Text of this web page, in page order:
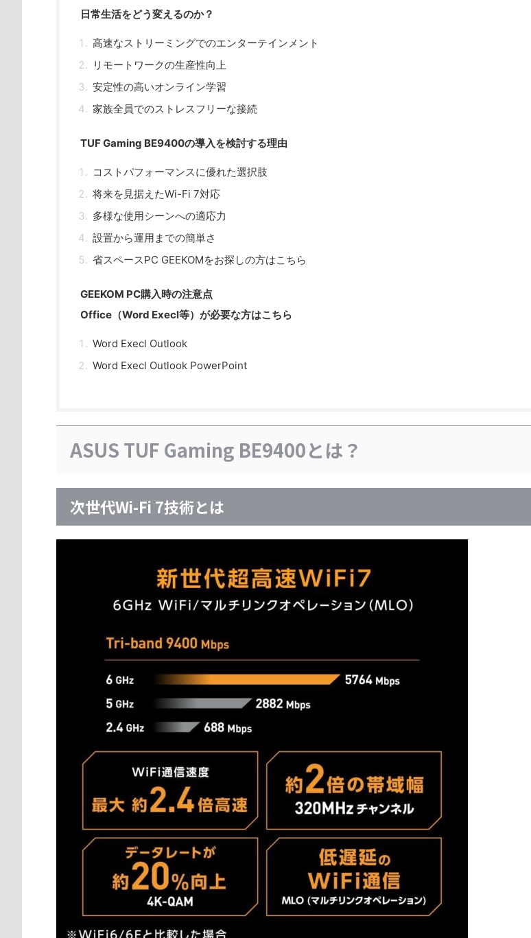
日常生活をどう変えるのか？
高速なストリーミングでのエンターテインメント
リモートワークの生産性向上
安定性の高いオンライン学習
家族全員でのストレスフリーな接続
TUF Gaming BE9400の導入を検討する理由
コストパフォーマンスに優れた選択肢
将来を見据えたWi-Fi 7対応
多様な使用シーンへの適応力
設置から運用までの簡単さ
省スペースPC GEEKOMをお探しの方はこちら
GEEKOM PC購入時の注意点
Office（Word Execl等）が必要な方はこちら
Word Execl Outlook
Word Execl Outlook PowerPoint
ASUS TUF Gaming BE9400とは？
次世代Wi-Fi 7技術とは